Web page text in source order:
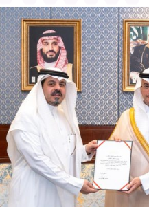
ويعتدي على
من الامطار الغزيرة